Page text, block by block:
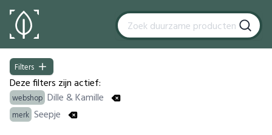
Filters
Filters
Deze filters zijn actief:
webshop Dille & Kamille
merk Seepje